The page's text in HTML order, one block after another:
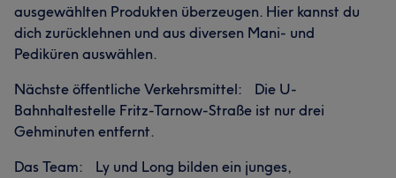
ausgewählten Produkten überzeugen. Hier kannst du
dich zurücklehnen und aus diversen Mani- und
Pediküren auswählen.
Nächste öffentliche Verkehrsmittel: Die U-
Bahnhaltestelle Fritz-Tarnow-Straße ist nur drei
Gehminuten entfernt.
Das Team: Ly und Long bilden ein junges,